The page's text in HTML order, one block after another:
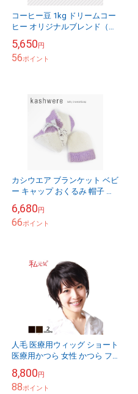
コーヒー豆 1kg ドリームコー
ヒー オリジナルブレンド（ブ
ンビア：キリマンジャロ：グ
アテマラ=4：3：...
5,650円
56ポイント
カシウエア ブランケット ベビ
ー キャップ おくるみ 帽子 セ
ライプ 出産祝い ギフト プレ
ゼント ...
6,680円
66ポイント
人毛 医療用ウィッグ ショート
医療用かつら 女性 かつら フ
ッグ 黒 ブラック ダークブラ
ウン ...
8,800円
88ポイント